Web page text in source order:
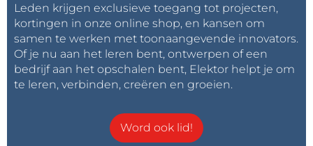
Leden krijgen exclusieve toegang tot projecten,
kortingen in onze online shop, en kansen om
samen te werken met toonaangevende innovators.
Of je nu aan het leren bent, ontwerpen of een
bedrijf aan het opschalen bent, Elektor helpt je om
te leren, verbinden, creëren en groeien.
Word ook lid!